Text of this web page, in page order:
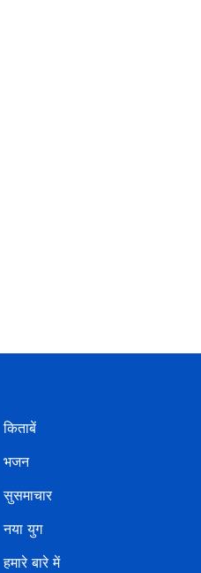
किताबें
भजन
सुसमाचार
नया युग
हमारे बारे में